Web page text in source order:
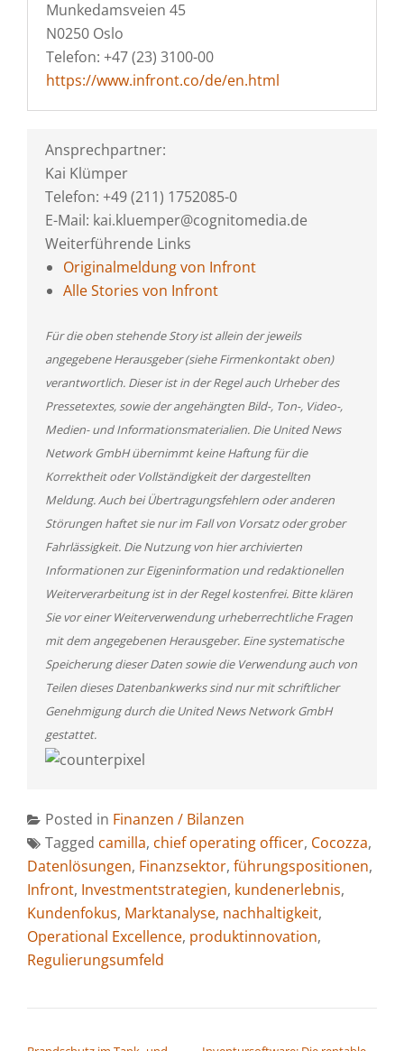
Munkedamsveien 45
N0250 Oslo
Telefon: +47 (23) 3100-00
https://www.infront.co/de/en.html
Ansprechpartner:
Kai Klümper
Telefon: +49 (211) 1752085-0
E-Mail: kai.kluemper@cognitomedia.de
Weiterführende Links
Originalmeldung von Infront
Alle Stories von Infront
Für die oben stehende Story ist allein der jeweils
angegebene Herausgeber (siehe Firmenkontakt oben)
verantwortlich. Dieser ist in der Regel auch Urheber des
Pressetextes, sowie der angehängten Bild-, Ton-, Video-,
Medien- und Informationsmaterialien. Die United News
Network GmbH übernimmt keine Haftung für die
Korrektheit oder Vollständigkeit der dargestellten
Meldung. Auch bei Übertragungsfehlern oder anderen
Störungen haftet sie nur im Fall von Vorsatz oder grober
Fahrlässigkeit. Die Nutzung von hier archivierten
Informationen zur Eigeninformation und redaktionellen
Weiterverarbeitung ist in der Regel kostenfrei. Bitte klären
Sie vor einer Weiterverwendung urheberrechtliche Fragen
mit dem angegebenen Herausgeber. Eine systematische
Speicherung dieser Daten sowie die Verwendung auch von
Teilen dieses Datenbankwerks sind nur mit schriftlicher
Genehmigung durch die United News Network GmbH
gestattet.
Posted in Finanzen / Bilanzen
Tagged camilla, chief operating officer, Cocozza,
Datenlösungen, Finanzsektor, führungspositionen,
Infront, Investmentstrategien, kundenerlebnis,
Kundenfokus, Marktanalyse, nachhaltigkeit,
Operational Excellence, produktinnovation,
Regulierungsumfeld